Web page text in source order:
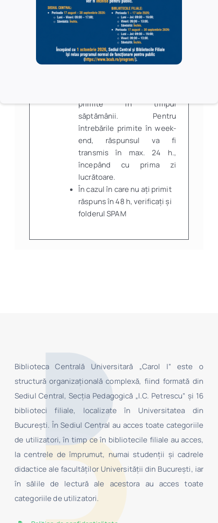
partea utilizatorilor înscriși
la bibliotecă, cât și a celor
care nu au încă permis de
acces (utilizatori
potențiali).
Răspunsul este transmis în
primite în timpul
săptămânii. Pentru
întrebările primite în week-
end, răspunsul va fi
transmis în max. 24 h.,
începând cu prima zi
lucrătoare.
În cazul în care nu ați primit
răspuns în 48 h, verificați și
folderul SPAM
Biblioteca Centrală Universitară „Carol I” este o
structură organizaţională complexă, fiind formată din
Sediul Central, Secţia Pedagogică „I.C. Petrescu” şi 16
biblioteci filiale, localizate în Universitatea din
Bucureşti. În Sediul Central au acces toate categoriile
de utilizatori, în timp ce în bibliotecile filiale au acces,
la centrele de împrumut, numai studenţii şi cadrele
didactice ale facultăților Universității din București, iar
în sălile de lectură ale acestora au acces toate
categoriile de utilizatori.